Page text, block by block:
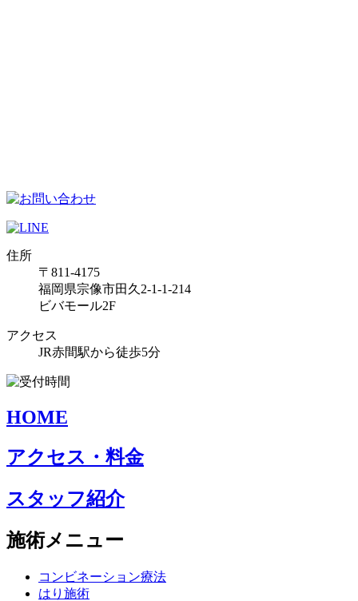
住所
〒811-4175
福岡県宗像市田久2-1-1-214
ビバモール2F
アクセス
JR赤間駅から徒歩5分
HOME
アクセス・料金
スタッフ紹介
施術メニュー
コンビネーション療法
はり施術